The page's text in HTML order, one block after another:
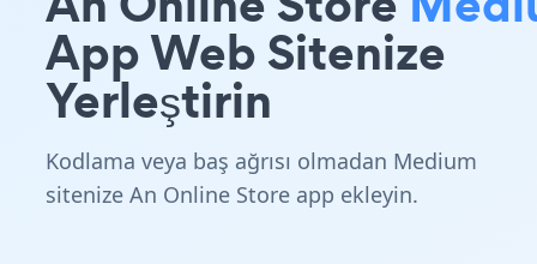
App Web Sitenize
Yerleştirin
Kodlama veya baş ağrısı olmadan Medium
sitenize An Online Store app ekleyin.